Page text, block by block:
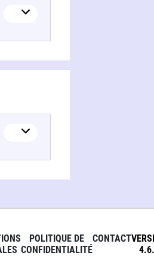
POLITIQUE DE
CONFIDENTIALITÉ
CONTACT